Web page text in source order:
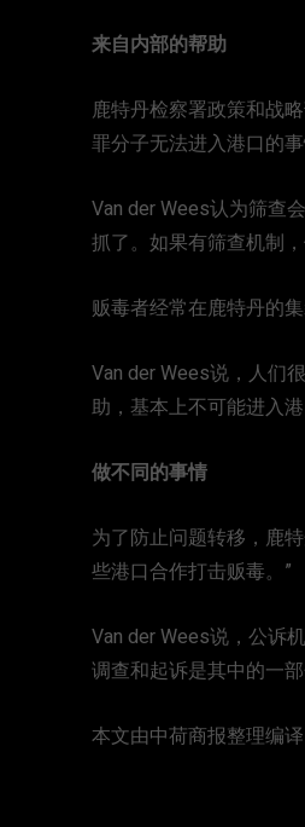
来自内部的帮助
鹿特丹检察署政策和战
罪分子无法进入港口的
Van der Wees认为筛查
抓了。如果有筛查机制
贩毒者经常在鹿特丹的
Van der Wees说，人们
助，基本上不可能进入
做不同的事情
为了防止问题转移，鹿
些港口合作打击贩毒。”
Van der Wees说，公诉
调查和起诉是其中的一
本文由中荷商报整理编